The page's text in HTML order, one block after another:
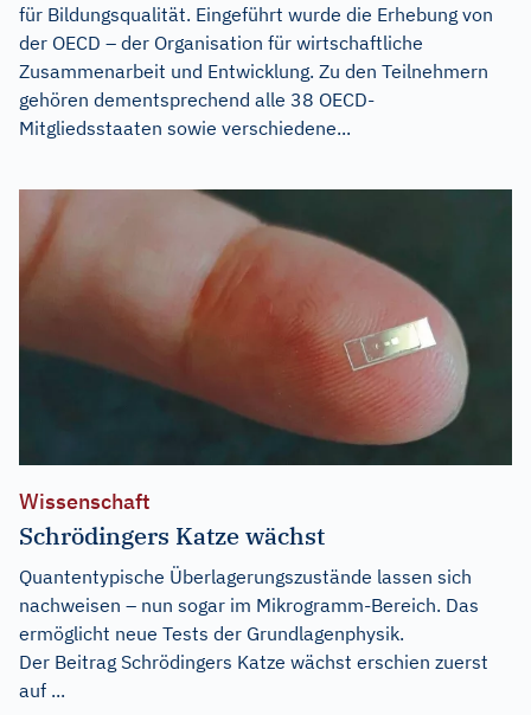
für Bildungsqualität. Eingeführt wurde die Erhebung von
der OECD – der Organisation für wirtschaftliche
Zusammenarbeit und Entwicklung. Zu den Teilnehmern
gehören dementsprechend alle 38 OECD-
Mitgliedsstaaten sowie verschiedene...
Wissenschaft
Schrödingers Katze wächst
Quantentypische Überlagerungszustände lassen sich
nachweisen – nun sogar im Mikrogramm-Bereich. Das
ermöglicht neue Tests der Grundlagenphysik.
Der Beitrag Schrödingers Katze wächst erschien zuerst
auf ...